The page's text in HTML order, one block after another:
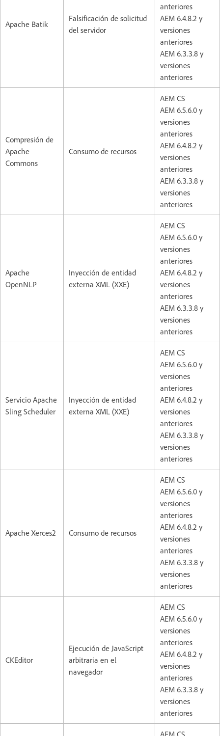
Apache Batik
Falsificación de solicitud
del servidor
anteriores
AEM 6.4.8.2 y
versiones
anteriores
AEM 6.3.3.8 y
versiones
anteriores
Compresión de
Apache
Commons
Consumo de recursos
AEM CS
AEM 6.5.6.0 y
versiones
anteriores
AEM 6.4.8.2 y
versiones
anteriores
AEM 6.3.3.8 y
versiones
anteriores
Apache
OpenNLP
Inyección de entidad
externa XML (XXE)
AEM CS
AEM 6.5.6.0 y
versiones
anteriores
AEM 6.4.8.2 y
versiones
anteriores
AEM 6.3.3.8 y
versiones
anteriores
Servicio Apache
Sling Scheduler
Inyección de entidad
externa XML (XXE)
AEM CS
AEM 6.5.6.0 y
versiones
anteriores
AEM 6.4.8.2 y
versiones
anteriores
AEM 6.3.3.8 y
versiones
anteriores
Apache Xerces2 Consumo de recursos
AEM CS
AEM 6.5.6.0 y
versiones
anteriores
AEM 6.4.8.2 y
versiones
anteriores
AEM 6.3.3.8 y
versiones
anteriores
CKEditor
Ejecución de JavaScript
arbitraria en el
navegador
AEM CS
AEM 6.5.6.0 y
versiones
anteriores
AEM 6.4.8.2 y
versiones
anteriores
AEM 6.3.3.8 y
versiones
anteriores
AEM CS